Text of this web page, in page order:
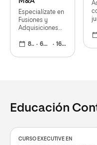
Especialízate en
Fusiones y
Adquisiciones
máster práctico
habilidades
8 meses 60 ECTS 16 nov 2026
Educación
CURSO EXECUTIVE EN